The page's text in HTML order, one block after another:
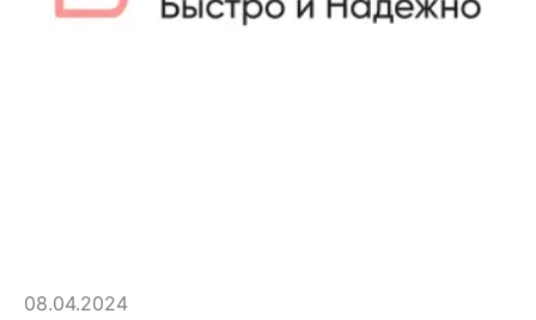
08.04.2024